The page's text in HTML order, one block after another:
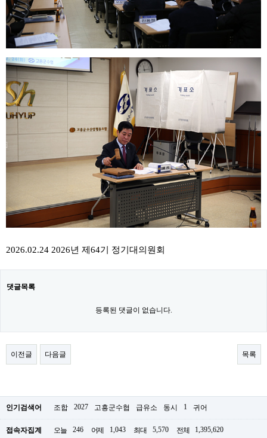
2026.02.24 2026년 제64기 정기대의원회
댓글목록
등록된 댓글이 없습니다.
이전글 다음글 목록
인기검색어 조합 2027 고흥군수협 급유소 동시 1 귀어
접속자집계 오늘 246 어제 1,043 최대 5,570 전체 1,395,620